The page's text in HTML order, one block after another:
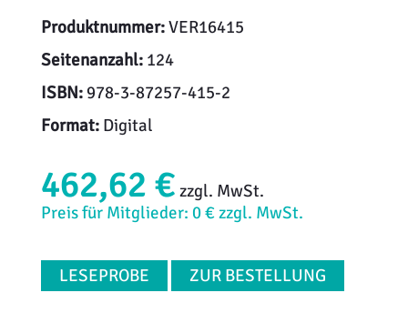
Produktnummer:VER16415
Seitenanzahl:124
ISBN:978-3-87257-415-2
Format:Digital
462,62 € zzgl. MwSt.
Preis für Mitglieder: 0 € zzgl. MwSt.
LESEPROBE ZUR BESTELLUNG